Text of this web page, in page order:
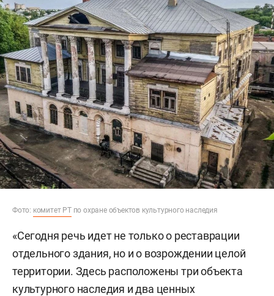
Фото: комитет РТпо охране объектов культурного наследия
«Сегодня речь идет не только о реставрации
отдельного здания, но и о возрождении целой
территории. Здесь расположены три объекта
культурного наследия и два ценных